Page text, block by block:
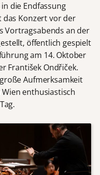
die Endfassung
das Konzert vor der
Vortragsabends an der
öffentlich gespielt
am 14. Oktober
František Ondřiček.
Aufmerksamkeit
enthusiastisch